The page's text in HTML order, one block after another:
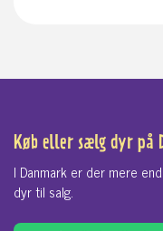
Køb eller sælg dyr på
I Danmark er der mere
dyr til salg.